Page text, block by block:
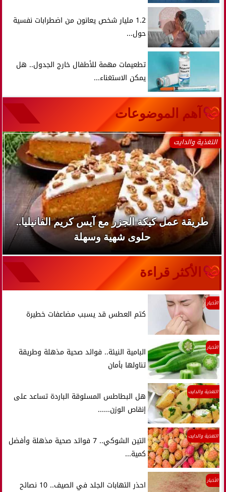
1.2 مليار شخص يعانون من اضطرابات نفسية
حول...
تطعيمات مهمة للأطفال خارج الجدول.. هل
يمكن الاستغناء...
آهم الموضوعات
التغذية والدايت
طريقة عمل كيكة الجزر مع آيس كريم الفانيليا..
حلوى شهية وسهلة
الأكثر قراءة
الأخبار
كتم العطس قد يسبب مضاعفات خطيرة
الأخبار
البامية النيئة.. فوائد صحية مذهلة وطريقة
تناولها بأمان
التغذية والدايت
هل البطاطس المسلوقة الباردة تساعد على
إنقاص الوزن......
التغذية والدايت
التين الشوكي.. 7 فوائد صحية مذهلة وأفضل
كمية...
الأخبار
احذر التهابات الجلد في الصيف.. 10 نصائح